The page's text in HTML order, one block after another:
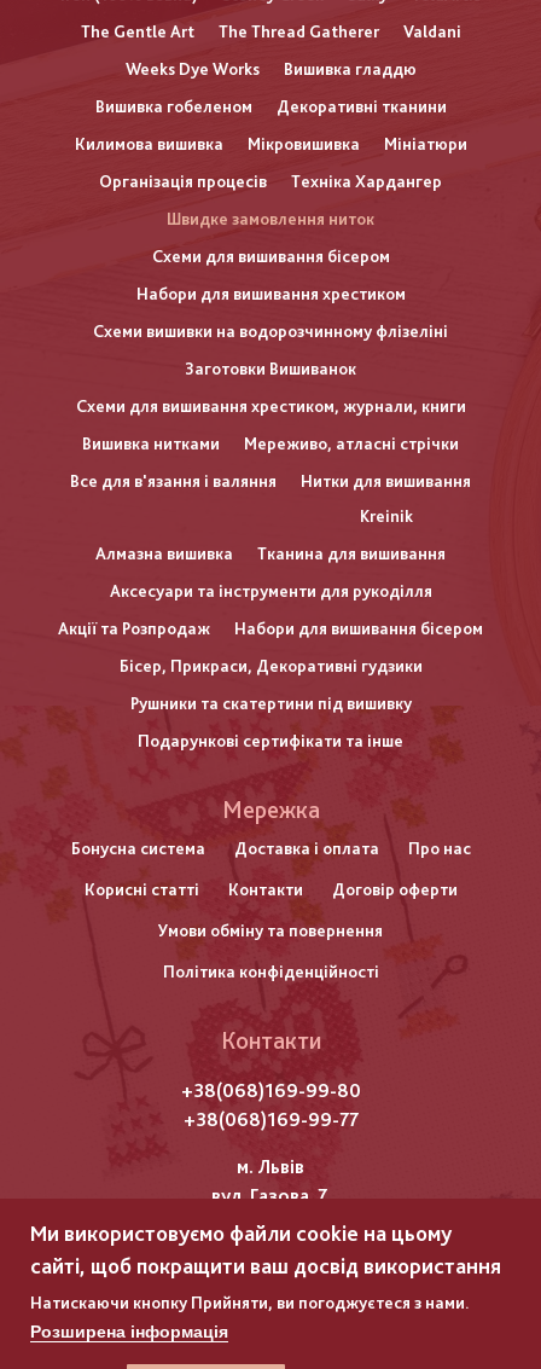
The Gentle Art
The Thread Gatherer
Valdani
Weeks Dye Works
Вишивка гладдю
Вишивка гобеленом
Декоративні тканини
Килимова вишивка
Мікровишивка
Мініатюри
Організація процесів
Техніка Хардангер
Швидке замовлення ниток
Схеми для вишивання бісером
Набори для вишивання хрестиком
Схеми вишивки на водорозчинному флізеліні
Заготовки Вишиванок
Схеми для вишивання хрестиком, журнали, книги
Вишивка нитками
Мереживо, атласні стрічки
Все для в'язання і валяння
Нитки для вишивання
Kreinik
Алмазна вишивка
Тканина для вишивання
Аксесуари та інструменти для рукоділля
Акції та Розпродаж
Набори для вишивання бісером
Бісер, Прикраси, Декоративні гудзики
Рушники та скатертини під вишивку
Подарункові сертифікати та інше
нижнього
колонтитулу
Мережка
Бонусна система Доставка і оплата Про нас
Корисні статті Контакти Договір оферти
Умови обміну та повернення
Політика конфіденційності
Контакти
+38(068)169-99-80
+38(068)169-99-77
м. Львів
вул. Газова, 7
Всі права захищені "Мережка"
Copyright © 2025
Ми використовуємо файли cookie на цьому
сайті, щоб покращити ваш досвід використання
Натискаючи кнопку Прийняти, ви погоджуєтеся з нами.
Розширена інформація